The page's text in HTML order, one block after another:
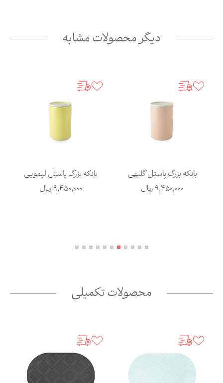
دیگر محصولات مشابه
بانکه بزرگ پاستل گلبهی
9,450,000ریال
بانکه بزرگ پاستل لیمویی
9,450,000ریال
محصولات تکمیلی